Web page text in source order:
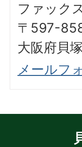
ファック
〒597-
大阪府貝
メールフ